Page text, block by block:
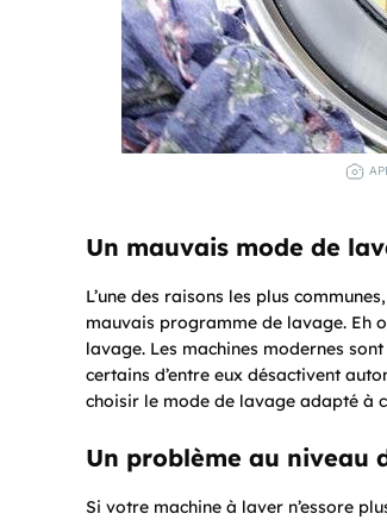
Un mauvais mode de
L’une des raisons les plus
mauvais programme de lavage. Eh
lavage. Les machines modernes
certains d’entre eux désactivent
choisir le mode de lavage adapté à
Un problème au niveau
Si votre machine à laver n’essore